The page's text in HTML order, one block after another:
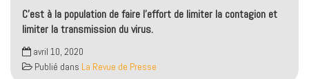
C’est à la population de faire l’effort de limiter la contagion et
limiter la transmission du virus.
avril 10, 2020
Publié dans La Revue de Presse